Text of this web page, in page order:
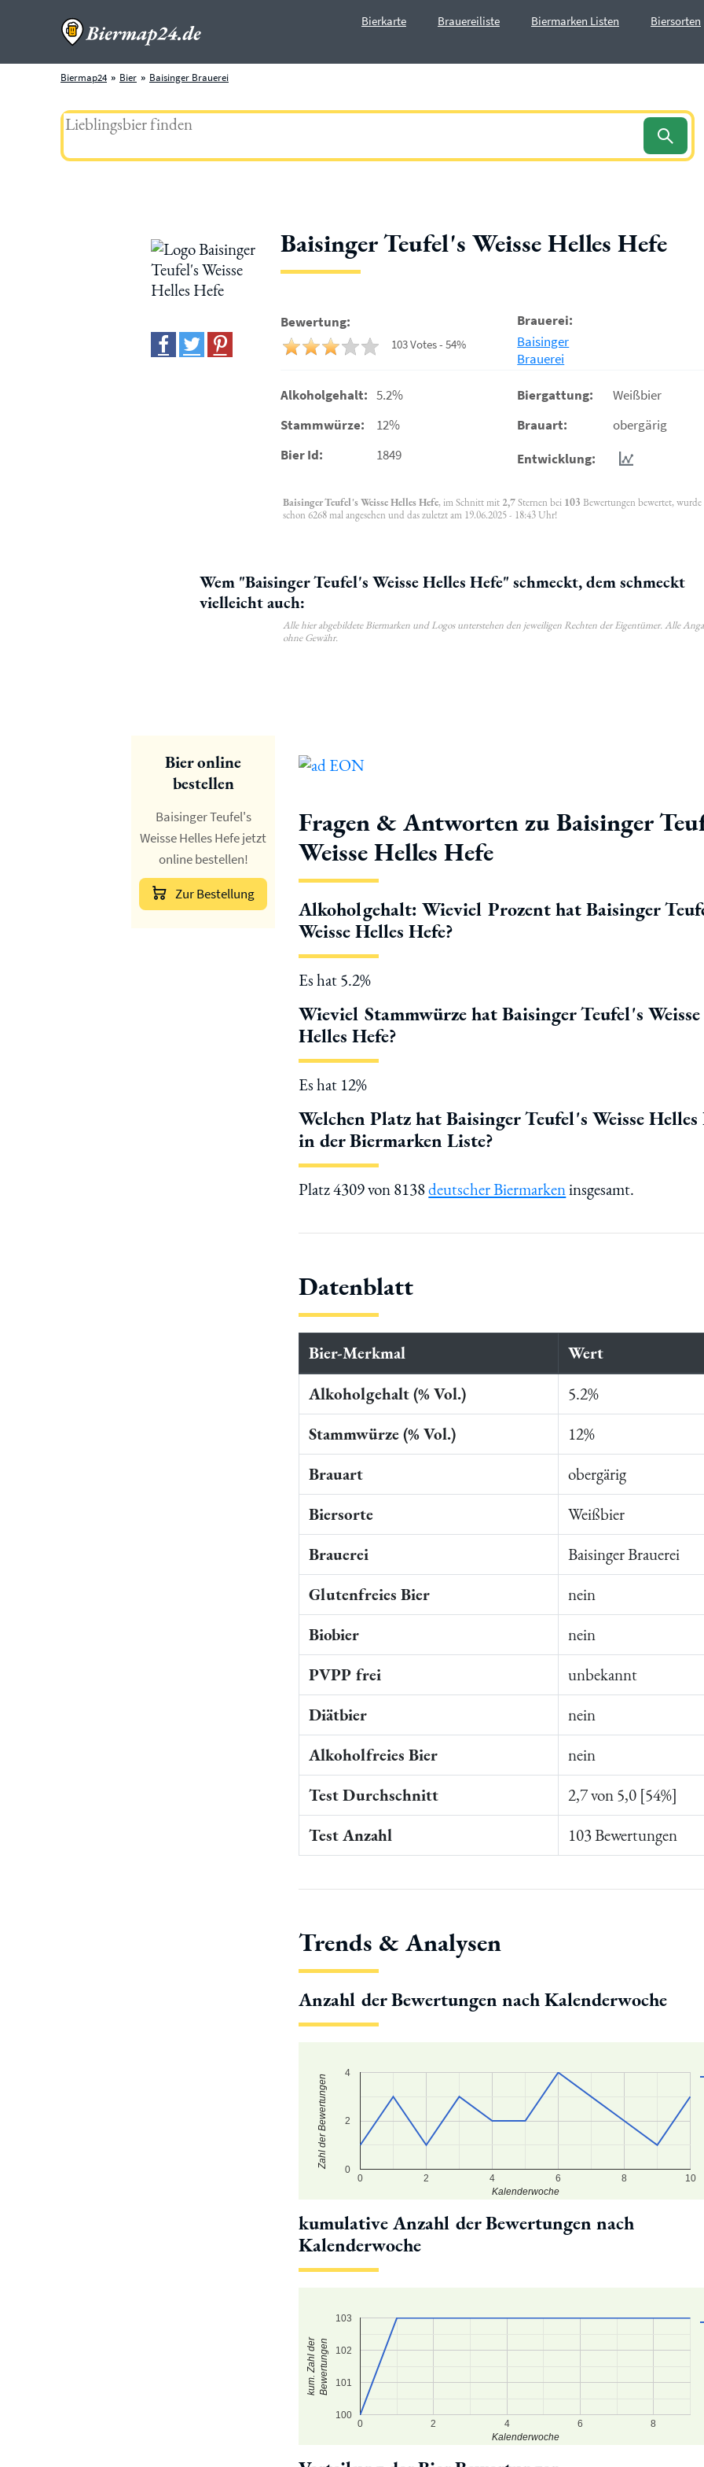
Bierkarte Brauereiliste Biermarken Listen Biersorten
Biermap24 Bier Baisinger Brauerei
Baisinger Teufel's Weisse Helles Hefe
Bewertung:
103 Votes - 54%
Brauerei:
Baisinger
Brauerei
Alkoholgehalt: 5.2%
Stammwürze:
12%
Bier Id:
1849
Biergattung:
Weißbier
Brauart:
obergärig
Entwicklung:
Baisinger Teufel's Weisse Helles Hefe, im Schnitt mit 2,7Sternen bei 103 Bewertungen bewertet, wurde
schon 6268 mal angesehen und das zuletzt am 19.06.2025 - 18:43 Uhr!
Wem "Baisinger Teufel's Weisse Helles Hefe" schmeckt, dem schmeckt
vielleicht auch:
Alle hier abgebildete Biermarken und Logos unterstehen den jeweiligen Rechten der Eigentümer. Alle
ohne Gewähr.
Bier online
bestellen
Baisinger Teufel's
Weisse Helles Hefe jetzt
online bestellen!
Zur Bestellung
Fragen & Antworten zu Baisinger
Weisse Helles Hefe
Alkoholgehalt: Wieviel Prozent hat Baisinger
Weisse Helles Hefe?
Es hat 5.2%
Wieviel Stammwürze hat Baisinger Teufel's Weisse
Helles Hefe?
Es hat 12%
Welchen Platz hat Baisinger Teufel's Weisse Helles
in der Biermarken Liste?
Platz 4309 von 8138deutscher Biermarkeninsgesamt.
Datenblatt
Bier-Merkmal
Wert
Alkoholgehalt (% Vol.)
5.2%
Stammwürze (% Vol.)
12%
Brauart
obergärig
Biersorte
Weißbier
Brauerei
Baisinger Brauerei
Glutenfreies Bier
nein
Biobier
nein
PVPP frei
unbekannt
Diätbier
nein
Alkoholfreies Bier
nein
Test Durchschnitt
2,7 von 5,0 [54%]
Test Anzahl
103 Bewertungen
Trends & Analysen
Anzahl der Bewertungen nach Kalenderwoche
0 2 4 6 8 10
0
2
4
Kalenderwoche
Zahl der Bewertungen
kumulative Anzahl der Bewertungen nach
Kalenderwoche
0 2 4 6 8
100
101
102
103
Kalenderwoche
kum. Zahl derBewertungen